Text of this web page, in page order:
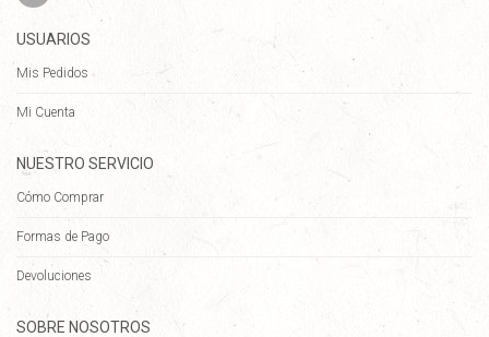
USUARIOS
Mis Pedidos
Mi Cuenta
NUESTRO SERVICIO
Cómo Comprar
Formas de Pago
Devoluciones
SOBRE NOSOTROS